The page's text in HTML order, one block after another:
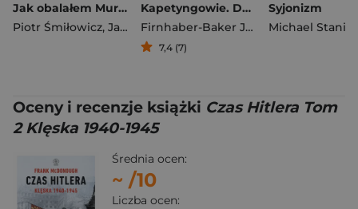
Jak obalałem Mur Berliński. Jacek Czaputowicz rozmawia z Piotrem Śmiłowiczem
Piotr Śmiłowicz, Jacek Czaputowicz
Kapetyngowie. Dynastia, która stworzyła średniowieczną Francję
Firnhaber-Baker Justine
7,4 (7)
Syjonizm
Oceny i recenzje książki Czas Hitlera Tom
2 Klęska 1940-1945
Średnia ocen:
~ /10
Liczba ocen: